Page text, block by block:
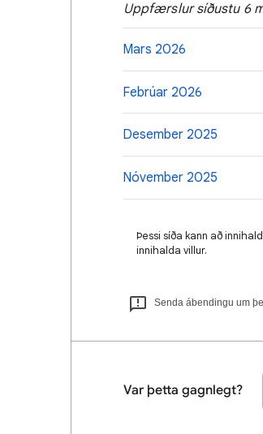
Uppfærslur síðustu 6
Mars 2026
Febrúar 2026
Desember 2025
Nóvember 2025
Þessi síða kann að
innihalda villur.
Senda ábendingu um
Var þetta gagnlegt?